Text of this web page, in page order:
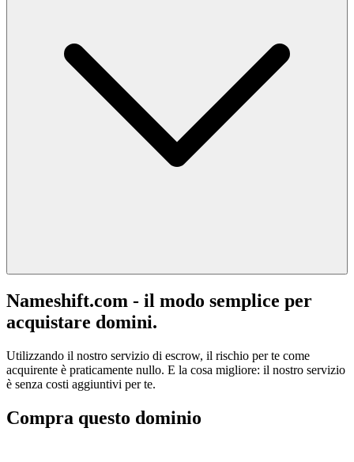
Nameshift.com - il modo semplice per
acquistare domini.
Utilizzando il nostro servizio di escrow, il rischio per te come
acquirente è praticamente nullo. E la cosa migliore: il nostro servizio
è senza costi aggiuntivi per te.
Compra questo dominio